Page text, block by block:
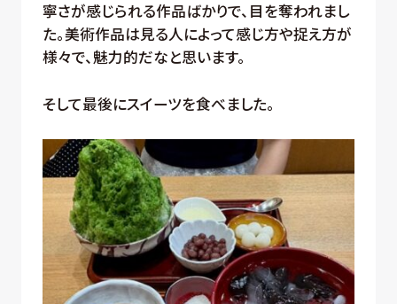
寧さが感じられる作品ばかりで、目を奪われまし
た。美術作品は見る人によって感じ方や捉え方が
様々で、魅力的だなと思います。
そして最後にスイーツを食べました。